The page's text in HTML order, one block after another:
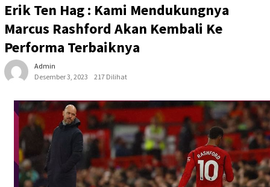
Erik Ten Hag : Kami Mendukungnya
Marcus Rashford Akan Kembali Ke
Performa Terbaiknya
Admin
Desember 3, 2023
217 Dilihat